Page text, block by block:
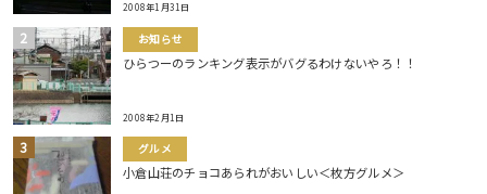
2008年1月31日
お知らせ
ひらつーのランキング表示がバグるわけないやろ！！
2008年2月1日
グルメ
小倉山荘のチョコあられがおいしい＜枚方グルメ＞